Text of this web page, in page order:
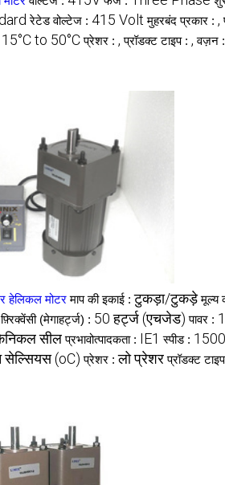
रेटेड वोल्टेज : 415 Volt मुहरबंद प्रकार : ,
15°C to 50°C प्रेशर : , प्रॉडक्ट टाइप : , वज़न :
हेलिकल मोटर माप की इकाई :टुकड़ा/टुकड़े मूल्य
फ़्रिक्वेंसी (मेगाहर्ट्ज) : 50 हर्ट्ज (एचजेड) पावर :
सील प्रभावोत्पादकता : IE1 स्पीड :
सेल्सियस (oC) प्रेशर :लो प्रेशर प्रॉडक्ट